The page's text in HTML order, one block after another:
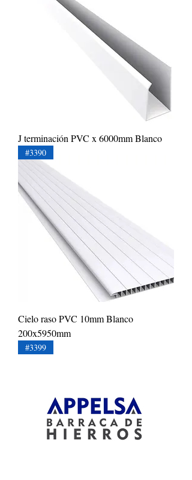
J terminación PVC x 6000mm Blanco
#3390
Cielo raso PVC 10mm Blanco
200x5950mm
#3399